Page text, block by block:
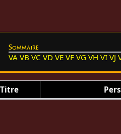
Sommaire
VA VB VC VD VE VF VG VH VI VJ
Titre